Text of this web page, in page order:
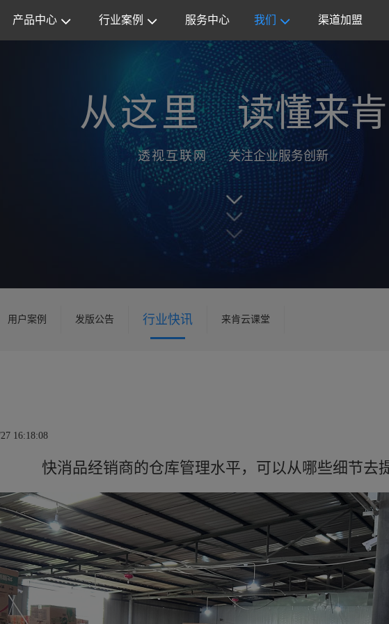
产品中心 行业案例 服务中心 我们 渠道加盟
从这里 读懂来肯
透视互联网 关注企业服务创新
用户案例 发版公告 行业快讯 来肯云课堂
16:18:08
快消品经销商的仓库管理水平，可以从哪些细节去